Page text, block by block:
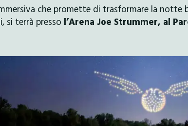
che promette di trasformare la
si terrà presso l’Arena Joe Strummer, al